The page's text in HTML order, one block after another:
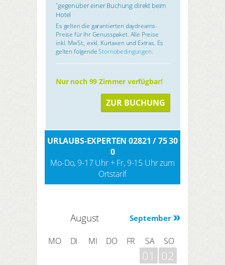
*gegenüber einer Buchung direkt beim
Hotel
Es gelten die garantierten daydreams-
Preise für Ihr Genusspaket. Alle Preise
inkl. MwSt., exkl. Kurtaxen und Extras. Es
gelten folgendeStornobedingungen.
Nur noch 99 Zimmer verfügbar!
ZUR BUCHUNG
URLAUBS-EXPERTEN 02821 / 75 30
0
Mo-Do, 9-17 Uhr + Fr, 9-15 Uhr zum
Ortstarif
September
August
MO DI MI DO FR SA SO
01
02